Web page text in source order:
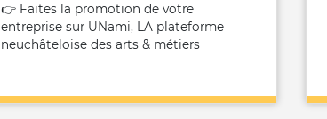
👉 Faites la promotion de votre
entreprise sur UNami, LA plateforme
neuchâteloise des arts & métiers